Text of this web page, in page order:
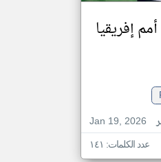
إفريقيا
Jan 19, 2026
عدد الكلمات: ١٤١